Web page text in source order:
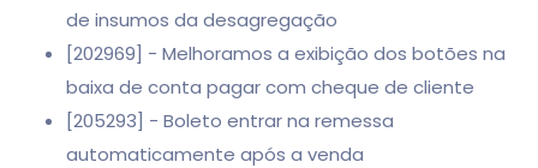
de insumos da desagregação
[202969] - Melhoramos a exibição dos botões na
baixa de conta pagar com cheque de cliente
[205293] - Boleto entrar na remessa
automaticamente após a venda